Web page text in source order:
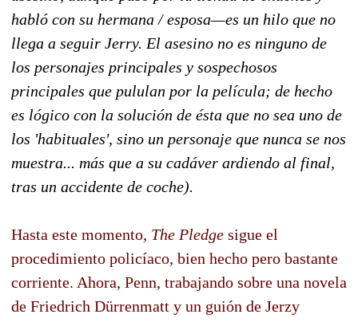
habló con su hermana / esposa—es un hilo que no
llega a seguir Jerry. El asesino no es ninguno de
los personajes principales y sospechosos
principales que pululan por la película; de hecho
es lógico con la solución de ésta que no sea uno de
los 'habituales', sino un personaje que nunca se nos
muestra... más que a su cadáver ardiendo al final,
tras un accidente de coche).
Hasta este momento, The Pledge sigue el
procedimiento policíaco, bien hecho pero bastante
corriente. Ahora, Penn, trabajando sobre una novela
de Friedrich Dürrenmatt y un guión de Jerzy